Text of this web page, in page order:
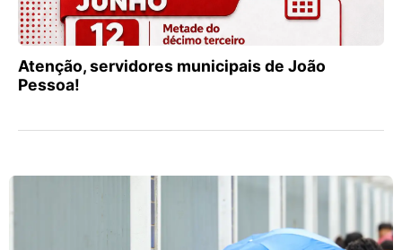
Atenção, servidores municipais de João
Pessoa!